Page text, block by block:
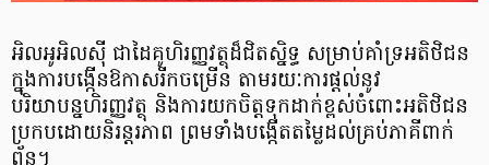
អិលអូអិលស៊ី ជាដៃគូហិរញ្ញវត្ថុដ៏ជិតស្និទ្ធ សម្រាប់គាំទ្រអតិថិជន
ក្នុងការបង្កើនឱកាសរីកចម្រើន តាមរយៈការផ្តល់នូវ
បរិយាបន្នហិរញ្ញវត្ថុ និងការយកចិត្តទុកដាក់ខ្ពស់ចំពោះអតិថិជន
ប្រកបដោយនិរន្តរភាព ព្រមទាំងបង្កើតតម្លៃដល់គ្រប់ភាគីពាក់